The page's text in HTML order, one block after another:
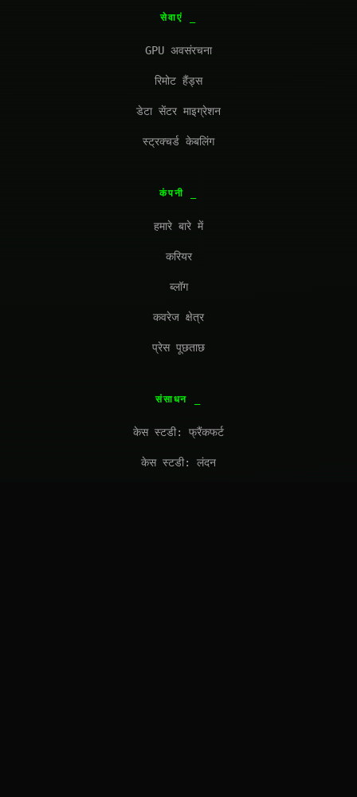
सेवाएं
GPU अवसंरचना
रिमोट हैंड्स
डेटा सेंटर माइग्रेशन
स्ट्रक्चर्ड केबलिंग
कंपनी
हमारे बारे में
करियर
ब्लॉग
कवरेज क्षेत्र
प्रेस पूछताछ
संसाधन
केस स्टडी: फ्रैंकफर्ट
केस स्टडी: लंदन